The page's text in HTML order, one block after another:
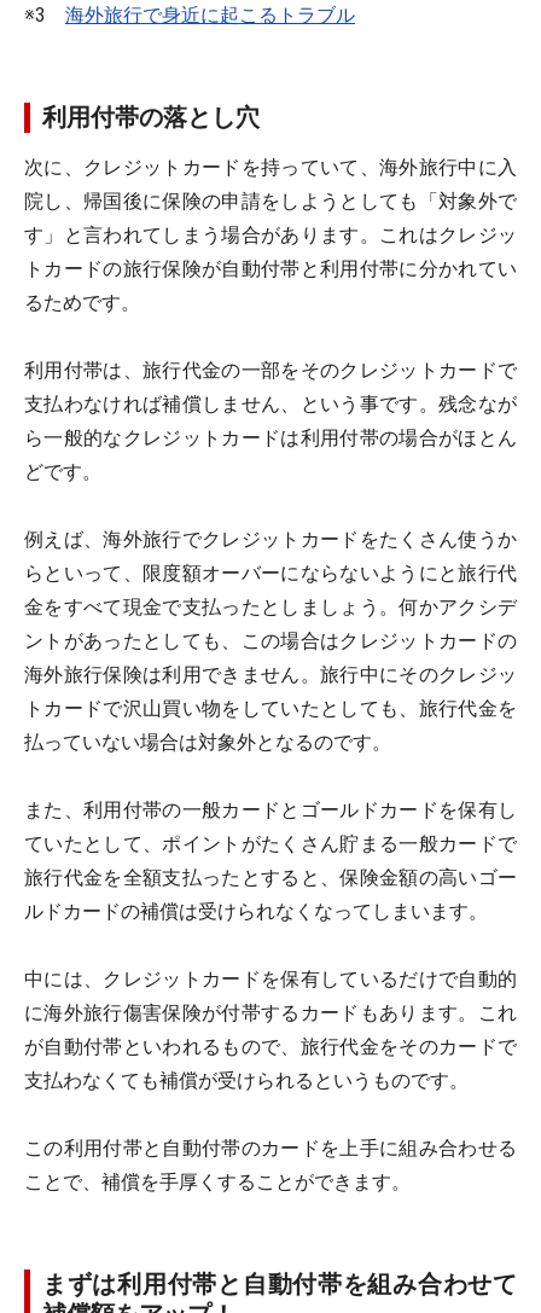
※3 海外旅行で身近に起こるトラブル
利用付帯の落とし穴
次に、クレジットカードを持っていて、海外旅行中に入
院し、帰国後に保険の申請をしようとしても「対象外で
す」と言われてしまう場合があります。これはクレジッ
トカードの旅行保険が自動付帯と利用付帯に分かれてい
るためです。
利用付帯は、旅行代金の一部をそのクレジットカードで
支払わなければ補償しません、という事です。残念なが
ら一般的なクレジットカードは利用付帯の場合がほとん
どです。
例えば、海外旅行でクレジットカードをたくさん使うか
らといって、限度額オーバーにならないようにと旅行代
金をすべて現金で支払ったとしましょう。何かアクシデ
ントがあったとしても、この場合はクレジットカードの
海外旅行保険は利用できません。旅行中にそのクレジッ
トカードで沢山買い物をしていたとしても、旅行代金を
払っていない場合は対象外となるのです。
また、利用付帯の一般カードとゴールドカードを保有し
ていたとして、ポイントがたくさん貯まる一般カードで
旅行代金を全額支払ったとすると、保険金額の高いゴー
ルドカードの補償は受けられなくなってしまいます。
中には、クレジットカードを保有しているだけで自動的
に海外旅行傷害保険が付帯するカードもあります。これ
が自動付帯といわれるもので、旅行代金をそのカードで
支払わなくても補償が受けられるというものです。
この利用付帯と自動付帯のカードを上手に組み合わせる
ことで、補償を手厚くすることができます。
まずは利用付帯と自動付帯を組み合わせて